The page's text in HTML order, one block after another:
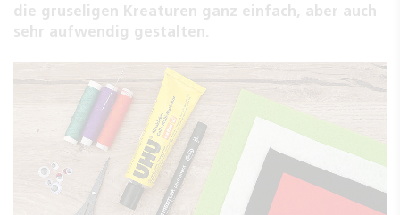
die gruseligen Kreaturen ganz einfach, aber auch
sehr aufwendig gestalten.